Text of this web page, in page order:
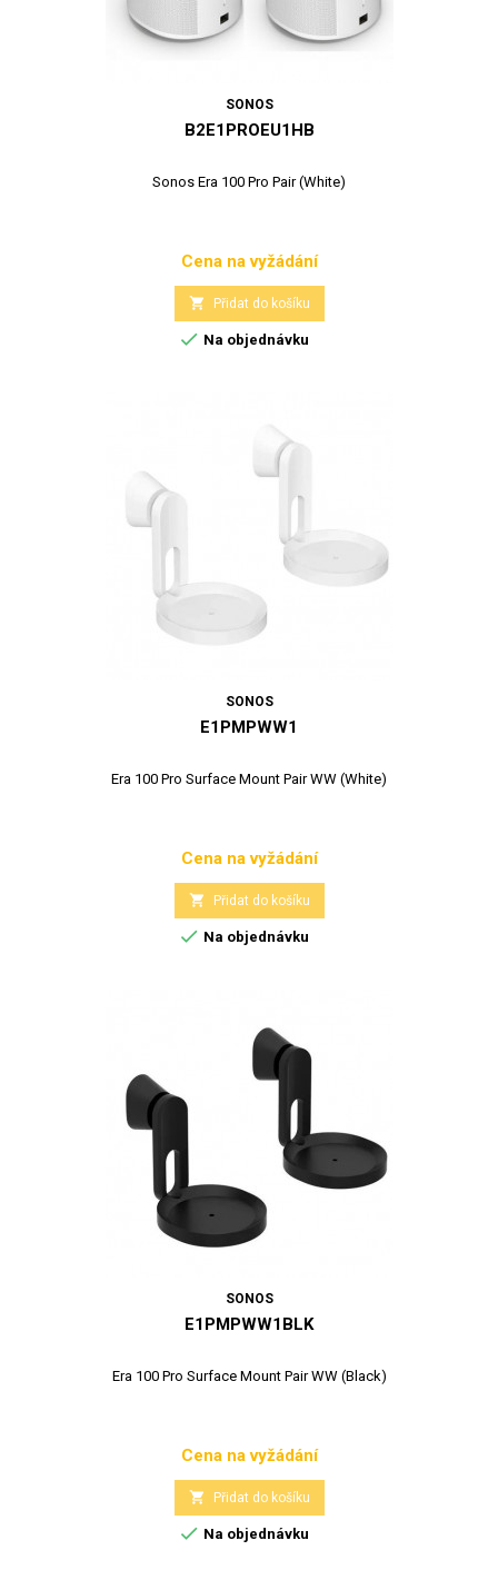
SONOS
B2E1PROEU1HB
Sonos Era 100 Pro Pair (White)
Cena
Cena na vyžádání
 Přidat do košíku
 Na objednávku
SONOS
E1PMPWW1
Era 100 Pro Surface Mount Pair WW (White)
Cena
Cena na vyžádání
 Přidat do košíku
 Na objednávku
SONOS
E1PMPWW1BLK
Era 100 Pro Surface Mount Pair WW (Black)
Cena
Cena na vyžádání
 Přidat do košíku
 Na objednávku